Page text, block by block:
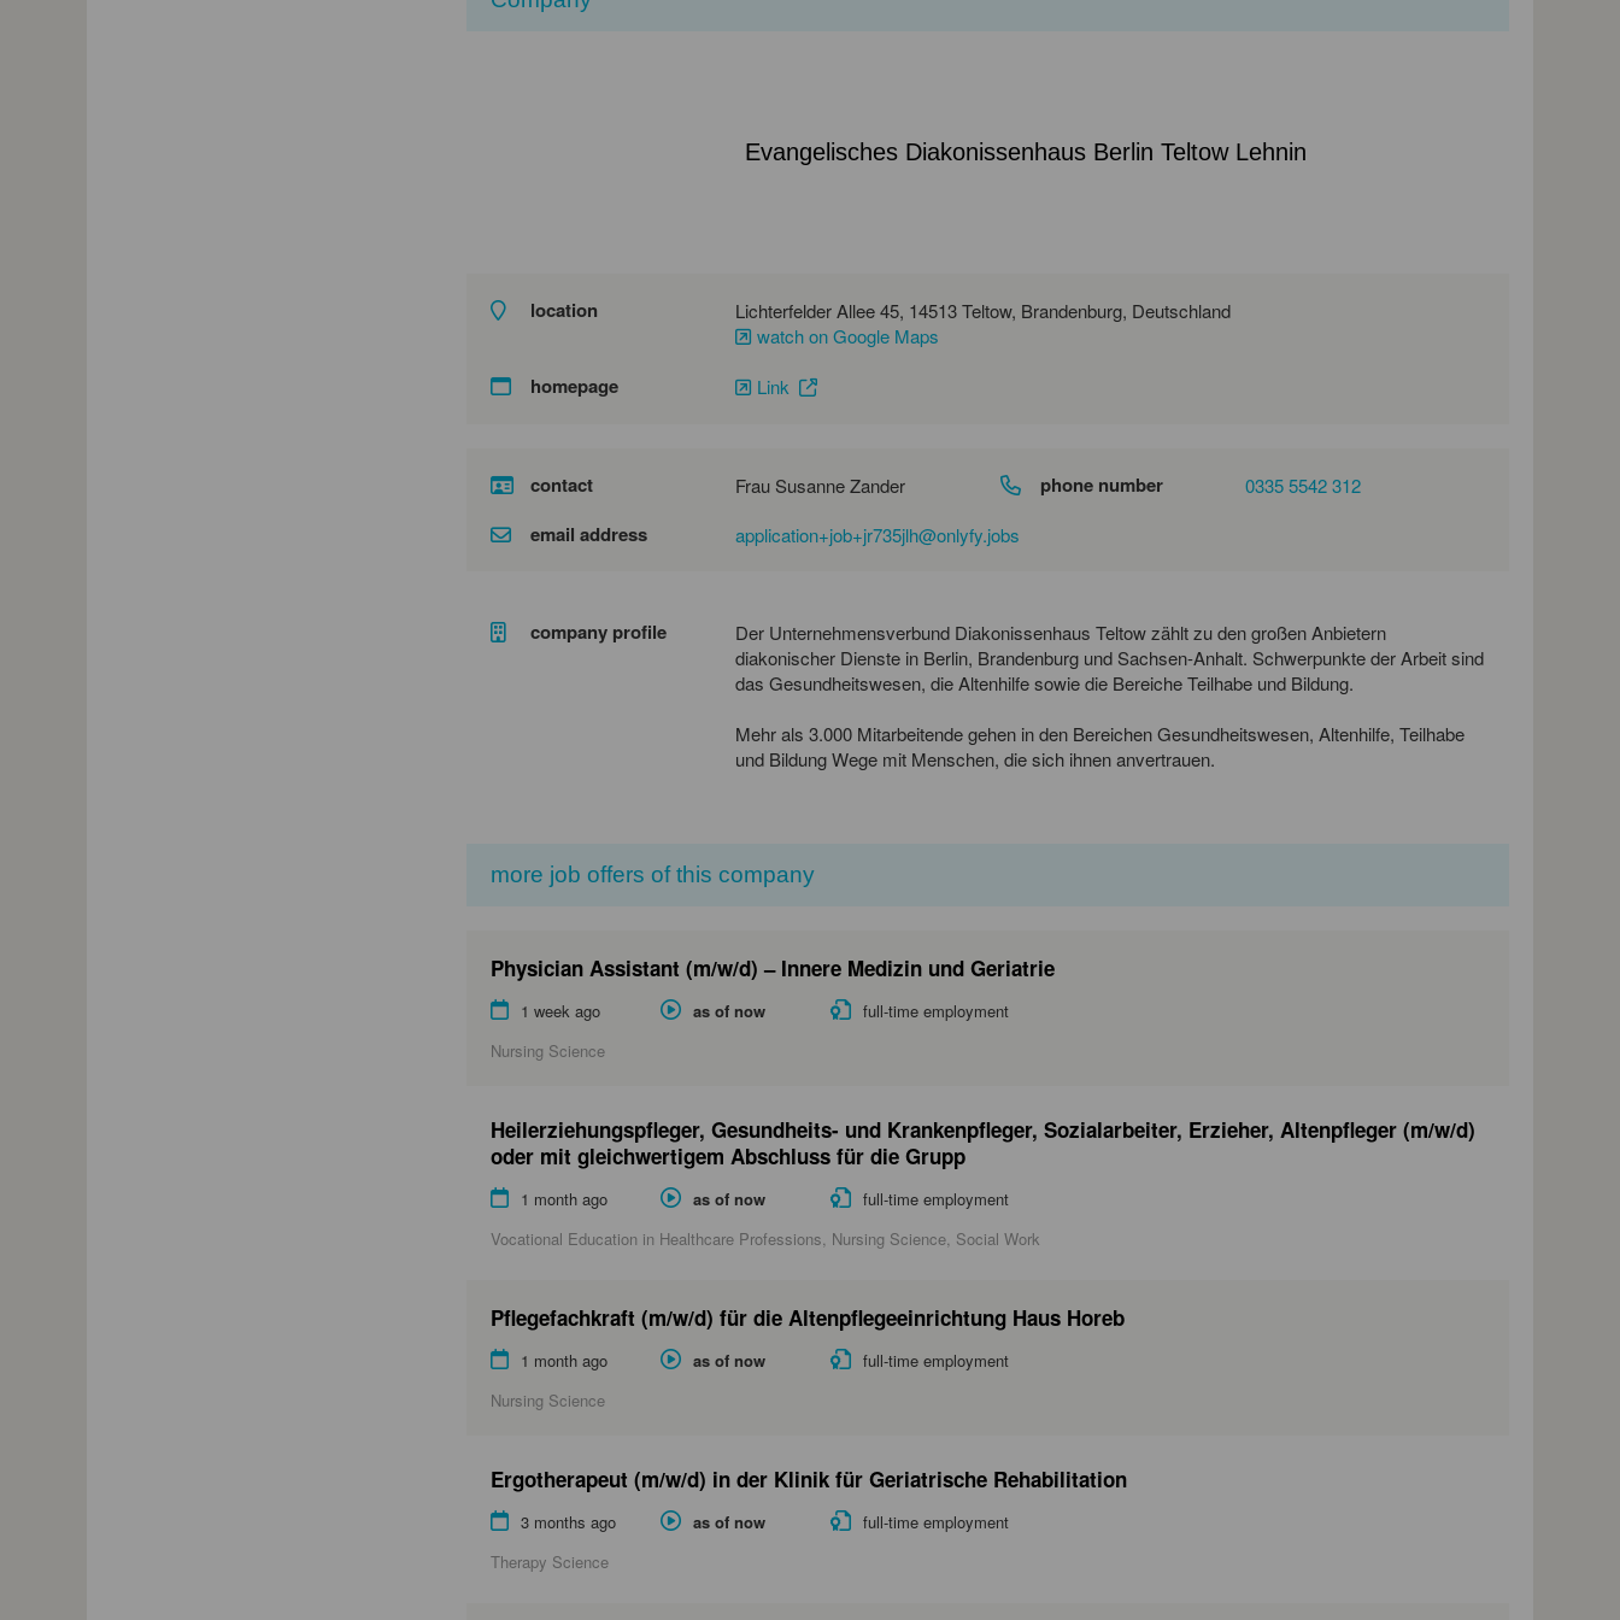
Evangelisches Diakonissenhaus Berlin Teltow Lehnin
location
Lichterfelder Allee 45, 14513 Teltow, Brandenburg, Deutschland
watch on Google Maps
homepage Link
contact Frau Susanne Zander phone number 0335 5542 312
email address application+job+jr735jlh@onlyfy.jobs
company profile
Der Unternehmensverbund Diakonissenhaus Teltow zählt zu den großen Anbietern
diakonischer Dienste in Berlin, Brandenburg und Sachsen-Anhalt. Schwerpunkte der Arbeit sind
das Gesundheitswesen, die Altenhilfe sowie die Bereiche Teilhabe und Bildung.
Mehr als 3.000 Mitarbeitende gehen in den Bereichen Gesundheitswesen, Altenhilfe, Teilhabe
und Bildung Wege mit Menschen, die sich ihnen anvertrauen.
more job offers of this company
Physician Assistant (m/w/d) – Innere Medizin und Geriatrie
1 week ago as of now
full-time employment
Nursing Science
Heilerziehungspfleger, Gesundheits- und Krankenpfleger, Sozialarbeiter, Erzieher, Altenpfleger (m/w/d)
oder mit gleichwertigem Abschluss für die Grupp
1 month ago as of now
full-time employment
Vocational Education in Healthcare Professions, Nursing Science, Social Work
Pflegefachkraft (m/w/d) für die Altenpflegeeinrichtung Haus Horeb
1 month ago as of now
full-time employment
Nursing Science
Ergotherapeut (m/w/d) in der Klinik für Geriatrische Rehabilitation
3 months ago as of now
full-time employment
Therapy Science